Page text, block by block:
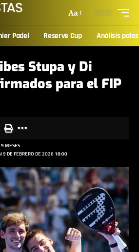
Aa
Padel Reserve Cup Análisis palas
Stupa y Di
para el FIP
9 DE FEBRERO DE 2026 18:00
MESES